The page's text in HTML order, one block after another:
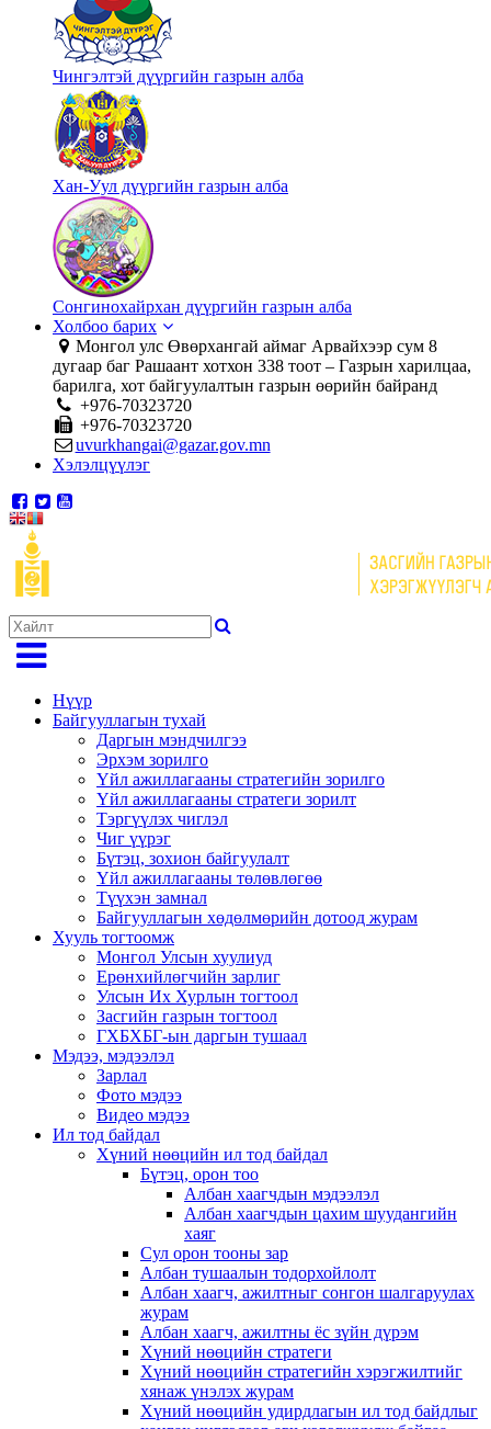
Чингэлтэй дүүргийн газрын алба
Хан-Уул дүүргийн газрын алба
Сонгинохайрхан дүүргийн газрын алба
Холбоо барих
Монгол улс Өвөрхангай аймаг Арвайхээр сум 8
дугаар баг Рашаант хотхон 338 тоот – Газрын харилцаа,
барилга, хот байгуулалтын газрын өөрийн байранд
+976-70323720
+976-70323720
uvurkhangai@gazar.gov.mn
Хэлэлцүүлэг
Нүүр
Байгууллагын тухай
Даргын мэндчилгээ
Эрхэм зорилго
Үйл ажиллагааны стратегийн зорилго
Үйл ажиллагааны стратеги зорилт
Тэргүүлэх чиглэл
Чиг үүрэг
Бүтэц, зохион байгуулалт
Үйл ажиллагааны төлөвлөгөө
Түүхэн замнал
Байгууллагын хөдөлмөрийн дотоод журам
Хууль тогтоомж
Монгол Улсын хуулиуд
Ерөнхийлөгчийн зарлиг
Улсын Их Хурлын тогтоол
Засгийн газрын тогтоол
ГХБХБГ-ын даргын тушаал
Мэдээ, мэдээлэл
Зарлал
Фото мэдээ
Видео мэдээ
Ил тод байдал
Хүний нөөцийн ил тод байдал
Бүтэц, орон тоо
Албан хаагчдын мэдээлэл
Албан хаагчдын цахим шуудангийн
хаяг
Сул орон тооны зар
Албан тушаалын тодорхойлолт
Албан хаагч, ажилтныг сонгон шалгаруулах
журам
Албан хаагч, ажилтны ёс зүйн дүрэм
Хүний нөөцийн стратеги
Хүний нөөцийн стратегийн хэрэгжилтийг
хянаж үнэлэх журам
Хүний нөөцийн удирдлагын ил тод байдлыг